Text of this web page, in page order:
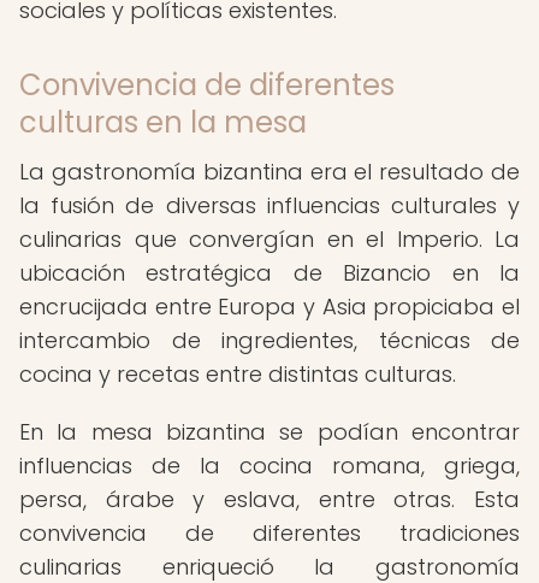
sociales y políticas existentes.
Convivencia de diferentes
culturas en la mesa
La gastronomía bizantina era el resultado de
la fusión de diversas influencias culturales y
culinarias que convergían en el Imperio. La
ubicación estratégica de Bizancio en la
encrucijada entre Europa y Asia propiciaba el
intercambio de ingredientes, técnicas de
cocina y recetas entre distintas culturas.
En la mesa bizantina se podían encontrar
influencias de la cocina romana, griega,
persa, árabe y eslava, entre otras. Esta
convivencia de diferentes tradiciones
culinarias enriqueció la gastronomía